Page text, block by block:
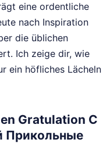
eine ordentliche
nach Inspiration
die üblichen
Ich zeige dir, wie
ein höfliches Lächeln
Gratulation С
Прикольные